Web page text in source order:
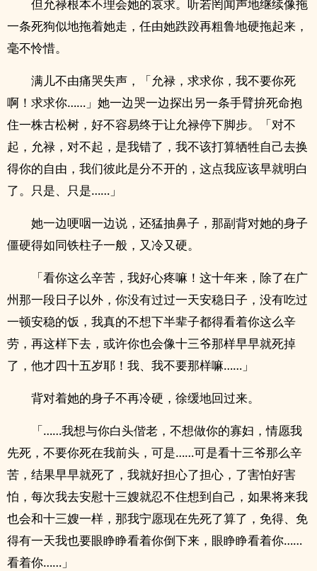
但允禄根本不理会她的哀求。听若罔闻声地继续像拖
一条死狗似地拖着她走，任由她跌跤再粗鲁地硬拖起来，
毫不怜惜。
满儿不由痛哭失声，「允禄，求求你，我不要你死
啊！求求你……」她一边哭一边探出另一条手臂拚死命抱
住一株古松树，好不容易终于让允禄停下脚步。「对不
起，允禄，对不起，是我错了，我不该打算牺牲自己去换
得你的自由，我们彼此是分不开的，这点我应该早就明白
了。只是、只是……」
她一边哽咽一边说，还猛抽鼻子，那副背对她的身子
僵硬得如同铁柱子一般，又冷又硬。
「看你这么辛苦，我好心疼嘛！这十年来，除了在广
州那一段日子以外，你没有过过一天安稳日子，没有吃过
一顿安稳的饭，我真的不想下半辈子都得看着你这么辛
劳，再这样下去，或许你也会像十三爷那样早早就死掉
了，他才四十五岁耶！我、我不要那样嘛……」
背对着她的身子不再冷硬，徐缓地回过来。
「……我想与你白头偕老，不想做你的寡妇，情愿我
先死，不要你死在我前头，可是……可是看十三爷那么辛
苦，结果早早就死了，我就好担心了担心，了害怕好害
怕，每次我去安慰十三嫂就忍不住想到自己，如果将来我
也会和十三嫂一样，那我宁愿现在先死了算了，免得、免
得有一天我也要眼睁睁看着你倒下来，眼睁睁看着你……
看着你……」